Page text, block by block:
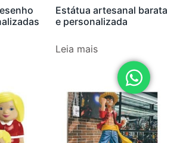
Estátua artesanal barata
e personalizada
Leia mais